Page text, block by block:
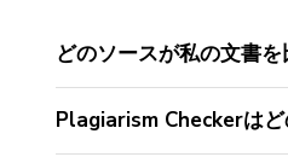
どのソースが私の文書を
Plagiarism Checkerはど